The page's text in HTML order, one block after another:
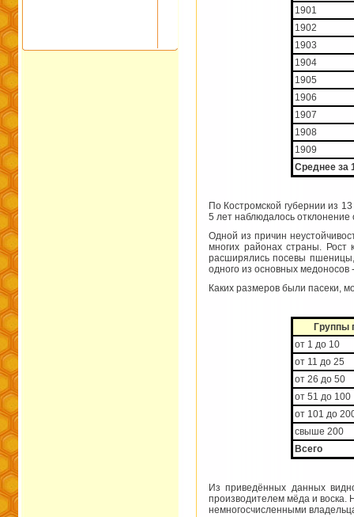
1901
1902
1903
1904
1905
1906
1907
1908
1909
Среднее за
По Костромской губернии из
5 лет наблюдалось
Одной из причин
многих районах страны. Рост
расширялись посевы
одного из основных медоносов
Каких размеров были пасеки,
Группы
от 1 до 10
от 11 до 25
от 26 до 50
от 51 до 100
от 101 до
свыше 200
Всего
Из приведённых данных
производителем мёда и воска.
немногосчисленными